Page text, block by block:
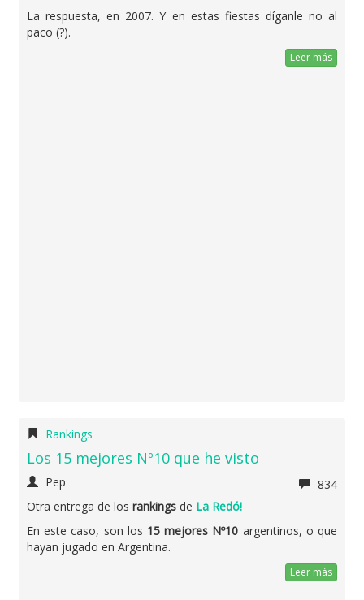
La respuesta, en 2007. Y en estas fiestas díganle no al
paco (?).
Leer más
Rankings
Los 15 mejores Nº10 que he visto
Pep
834
Otra entrega de los rankings de La Redó!
En este caso, son los 15 mejores Nº10 argentinos, o que
hayan jugado en Argentina.
Leer más